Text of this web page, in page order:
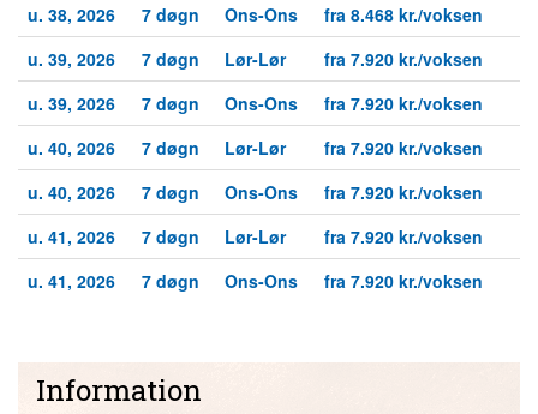
u. 38, 2026
7 døgn Ons-Ons
fra 8.468 kr./voksen
u. 39, 2026
7 døgn Lør-Lør
fra 7.920 kr./voksen
u. 39, 2026
7 døgn Ons-Ons
fra 7.920 kr./voksen
u. 40, 2026
7 døgn Lør-Lør
fra 7.920 kr./voksen
u. 40, 2026
7 døgn Ons-Ons
fra 7.920 kr./voksen
u. 41, 2026
7 døgn Lør-Lør
fra 7.920 kr./voksen
u. 41, 2026
7 døgn Ons-Ons fra 7.920 kr./voksen
Information